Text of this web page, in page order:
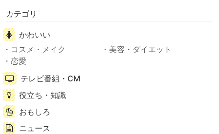
カテゴリ
かわいい
コスメ・メイク
美容・ダイエット
恋愛
テレビ番組・CM
役立ち・知識
おもしろ
ニュース